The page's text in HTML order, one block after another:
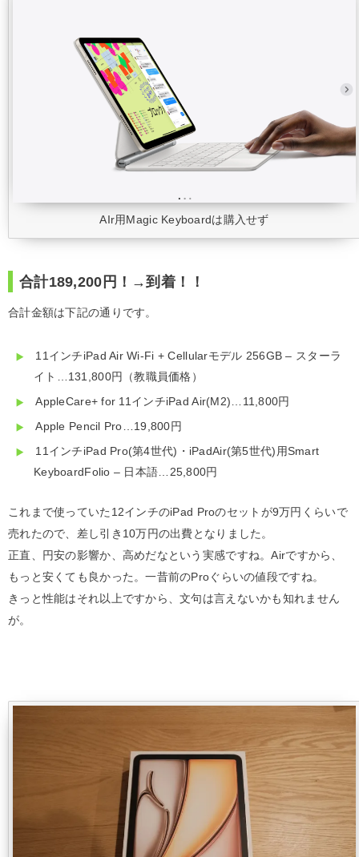
AIr用Magic Keyboardは購入せず
合計189,200円！→到着！！
合計金額は下記の通りです。
11インチiPad Air Wi-Fi + Cellularモデル 256GB – スターラ
イト…131,800円（教職員価格）
AppleCare+ for 11インチiPad Air(M2)…11,800円
Apple Pencil Pro…19,800円
11インチiPad Pro(第4世代)・iPadAir(第5世代)用Smart
KeyboardFolio – 日本語…25,800円
これまで使っていた12インチのiPad Proのセットが9万円くらいで
売れたので、差し引き10万円の出費となりました。
正直、円安の影響か、高めだなという実感ですね。Airですから、
もっと安くても良かった。一昔前のProぐらいの値段ですね。
きっと性能はそれ以上ですから、文句は言えないかも知れません
が。